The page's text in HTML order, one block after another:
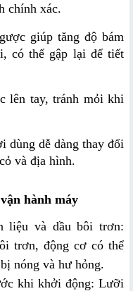
chính xác.
giúp tăng độ bám
có thể gập lại để tiết
lên tay, tránh mỏi khi
dùng dễ dàng thay đổi
và địa hình.
hành máy
liệu và dầu bôi trơn:
trơn, động cơ có thể
nóng và hư hỏng.
khi khởi động: Lưỡi